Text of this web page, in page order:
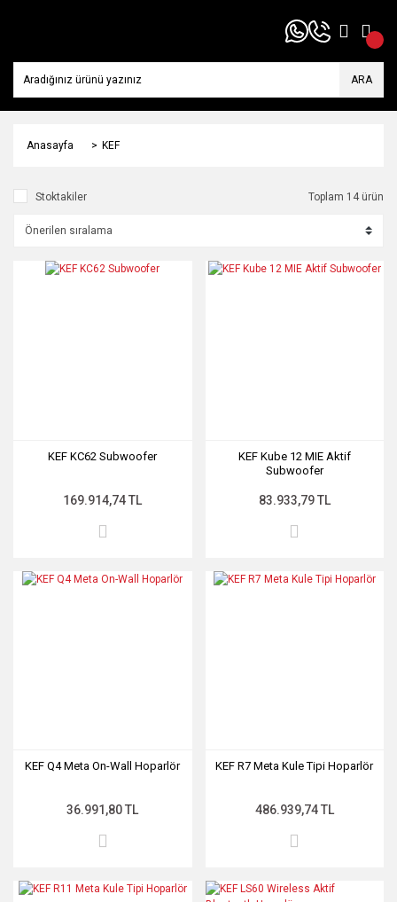
ARA
Anasayfa KEF
Stoktakiler Toplam 14 ürün
KEF KC62 Subwoofer
169.914,74 TL
KEF Kube 12 MIE Aktif
Subwoofer
83.933,79 TL
KEF Q4 Meta On-Wall Hoparlör
36.991,80 TL
KEF R7 Meta Kule Tipi Hoparlör
486.939,74 TL